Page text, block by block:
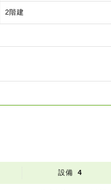
2階建
設備 4